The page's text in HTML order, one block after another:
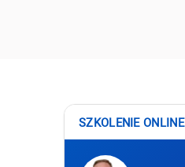
SZKOLENIE ONLINE